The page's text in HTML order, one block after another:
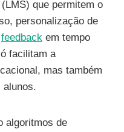
(LMS) que permitem o
personalização de
feedback em tempo
facilitam a
mas também
alunos.
algoritmos de